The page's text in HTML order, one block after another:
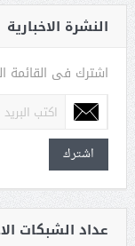
النشرة الاخبارية
اشترك فى القائمة
اشترك
عداد الشبكات